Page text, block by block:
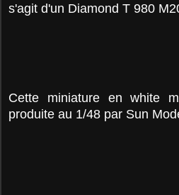
s'agit d'un Diamond T 980
Cette miniature en white
produite au 1/48 par Sun